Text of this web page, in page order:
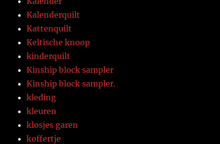
Kalenderquilt
Kattenquilt
Keltische knoop
kinderquilt
Kinship block sampler
Kinship block sampler.
kleding
kleuren
klosjes garen
koffertje